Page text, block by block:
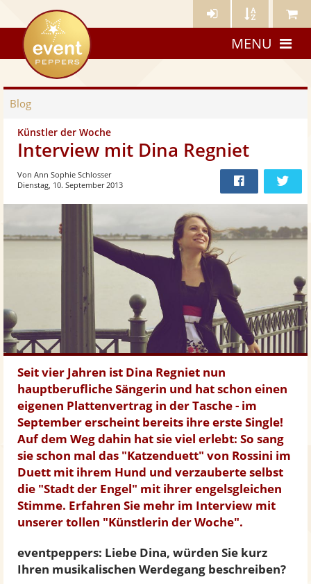
Künstler- Künstler Meine
eventpeppers
MENU
Blog
Künstler der Woche
Interview mit Dina Regniet
Bei
teilen
Von Ann Sophie Schlosser
Dienstag, 10. September 2013
Seit vier Jahren ist Dina Regniet nun
hauptberufliche Sängerin und hat schon einen
eigenen Plattenvertrag in der Tasche - im
September erscheint bereits ihre erste Single!
Auf dem Weg dahin hat sie viel erlebt: So sang
sie schon mal das "Katzenduett" von Rossini im
Duett mit ihrem Hund und verzauberte selbst
die "Stadt der Engel" mit ihrer engelsgleichen
Stimme. Erfahren Sie mehr im Interview mit
unserer tollen "Künstlerin der Woche".
eventpeppers: Liebe Dina, würden Sie kurz
Ihren musikalischen Werdegang beschreiben?